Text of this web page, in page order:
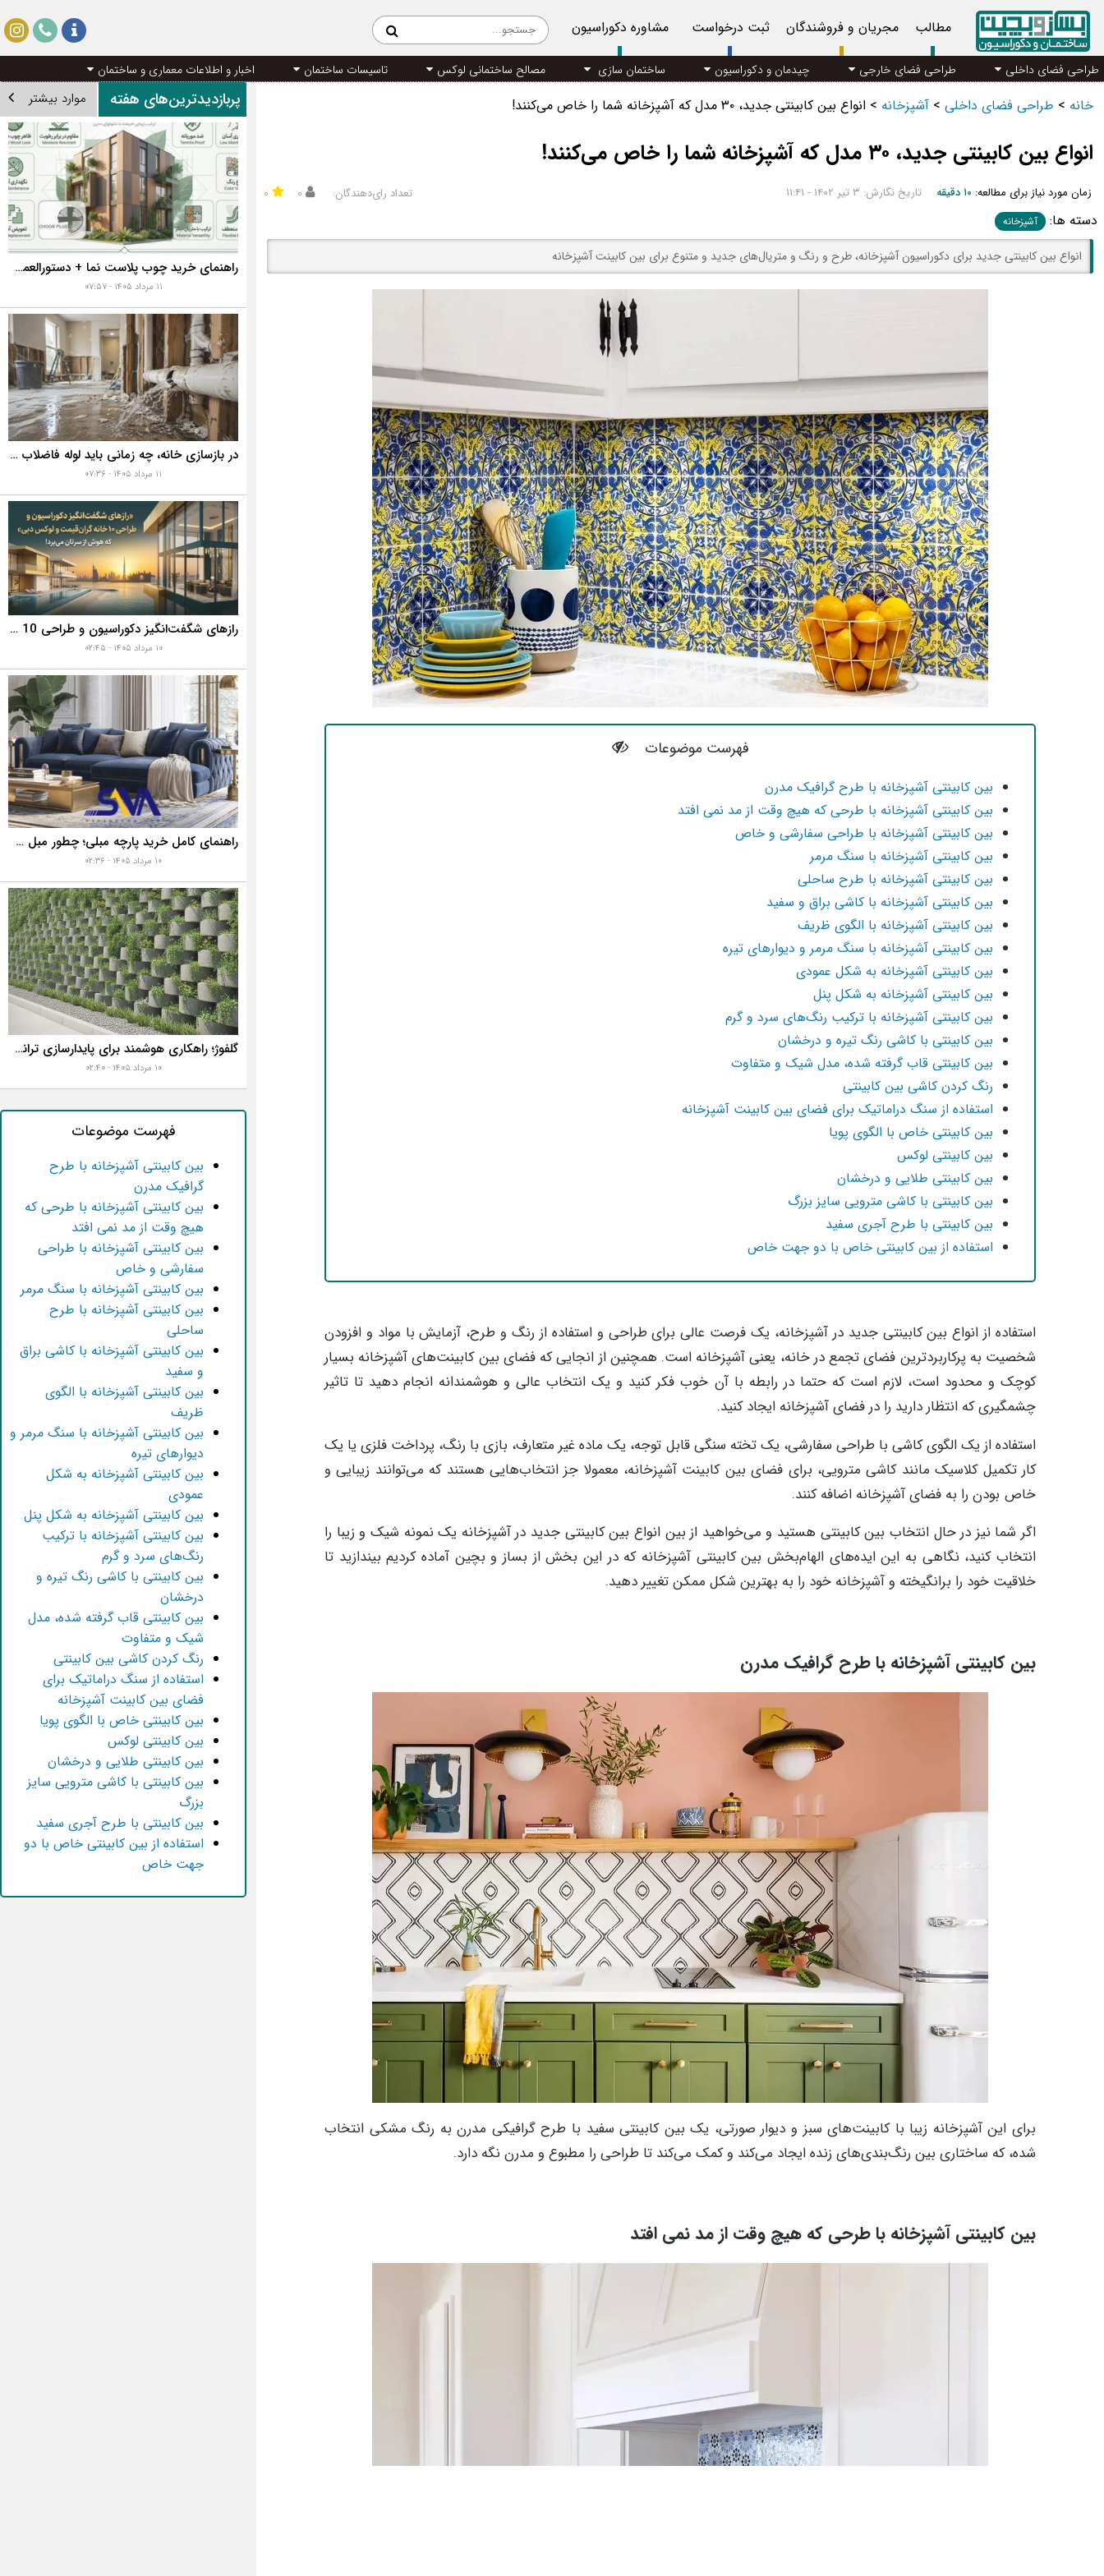
مطالب مجریان و فروشندگان ثبت درخواست مشاوره دکوراسیون
طراحی فضای داخلی طراحی فضای خارجی چیدمان و دکوراسیون ساختمان سازی مصالح ساختمانی لوکس تاسیسات ساختمان اخبار و اطلاعات معماری و ساختمان
خانه > طراحی فضای داخلی > آشپزخانه > انواع بین کابینتی جدید، ۳۰ مدل که آشپزخانه شما را خاص می‌کنند!
انواع بین کابینتی جدید، ۳۰ مدل که آشپزخانه شما را خاص می‌کنند!
زمان مورد نیاز برای مطالعه: ۱۰ دقیقه تاریخ نگارش: ۳ تیر ۱۴۰۲ - ۱۱:۴۱ تعداد رای‌دهندگان: ۰ ۰
دسته ها: آشپزخانه
انواع بین کابینتی جدید برای دکوراسیون آشپزخانه، طرح و رنگ و متریال‌های جدید و متنوع برای بین کابینت آشپزخانه
فهرست موضوعات
بین کابینتی آشپزخانه با طرح گرافیک مدرن
بین کابینتی آشپزخانه با طرحی که هیچ وقت از مد نمی افتد
بین کابینتی آشپزخانه با طراحی سفارشی و خاص
بین کابینتی آشپزخانه با سنگ مرمر
بین کابینتی آشپزخانه با طرح ساحلی
بین کابینتی آشپزخانه با کاشی براق و سفید
بین کابینتی آشپزخانه با الگوی ظریف
بین کابینتی آشپزخانه با سنگ مرمر و دیوارهای تیره
بین کابینتی آشپزخانه به شکل عمودی
بین کابینتی آشپزخانه به شکل پنل
بین کابینتی آشپزخانه با ترکیب رنگ‌های سرد و گرم
بین کابینتی با کاشی رنگ تیره و درخشان
بین کابینتی قاب گرفته شده، مدل شیک و متفاوت
رنگ کردن کاشی بین کابینتی
استفاده از سنگ دراماتیک برای فضای بین کابینت آشپزخانه
بین کابینتی خاص با الگوی پویا
بین کابینتی لوکس
بین کابینتی طلایی و درخشان
بین کابینتی با کاشی مترویی سایز بزرگ
بین کابینتی با طرح آجری سفید
استفاده از بین کابینتی خاص با دو جهت خاص
استفاده از انواع بین کابینتی جدید در آشپزخانه، یک فرصت عالی برای طراحی و استفاده از رنگ و طرح، آزمایش با مواد و افزودن
شخصیت به پرکاربردترین فضای تجمع در خانه، یعنی آشپزخانه است. همچنین از انجایی که فضای بین کابینت‌های آشپزخانه بسیار
کوچک و محدود است، لازم است که حتما در رابطه با آن خوب فکر کنید و یک انتخاب عالی و هوشمندانه انجام دهید تا تاثیر
چشمگیری که انتظار دارید را در فضای آشپزخانه ایجاد کنید.
استفاده از یک الگوی کاشی با طراحی سفارشی، یک تخته سنگی قابل توجه، یک ماده غیر متعارف، بازی با رنگ، پرداخت فلزی یا یک
کار تکمیل کلاسیک مانند کاشی مترویی، برای فضای بین کابینت آشپزخانه، معمولا جز انتخاب‌هایی هستند که می‌توانند زیبایی و
خاص بودن را به فضای آشپزخانه اضافه کنند.
اگر شما نیز در حال انتخاب بین کابینتی هستید و می‌خواهید از بین انواع بین کابینتی جدید در آشپزخانه یک نمونه شیک و زیبا را
انتخاب کنید، نگاهی به این ایده‌های الهام‌بخش بین کابینتی آشپزخانه که در این بخش از بساز و بچین آماده کردیم بیندازید تا
خلاقیت خود را برانگیخته و آشپزخانه خود را به بهترین شکل ممکن تغییر دهید.
بین کابینتی آشپزخانه با طرح گرافیک مدرن
برای این آشپزخانه زیبا با کابینت‌های سبز و دیوار صورتی، یک بین کابینتی سفید با طرح گرافیکی مدرن به رنگ مشکی انتخاب
شده، که ساختاری بین رنگ‌بندی‌های زنده ایجاد می‌کند و کمک می‌کند تا طراحی را مطبوع و مدرن نگه دارد.
بین کابینتی آشپزخانه با طرحی که هیچ وقت از مد نمی افتد
پربازدیدترین‌های هفته موارد بیشتر
راهنمای خرید چوب پلاست نما + دستورالعمل نصب اصولی
۱۱ مرداد ۱۴۰۵ - ۰۷:۵۷
در بازسازی خانه، چه زمانی باید لوله فاضلاب را تعویض کنیم؟ ۷ نشانه‌ای که نباید نادیده بگیرید
۱۱ مرداد ۱۴۰۵ - ۰۷:۳۶
رازهای شگفت‌انگیز دکوراسیون و طراحی 10 خانه گران‌قیمت و لوکس دبی که هوش از سرتان می‌برد!
۱۰ مرداد ۱۴۰۵ - ۰۲:۴۵
راهنمای کامل خرید پارچه مبلی؛ چطور مبل خانه تان را به رخ همه بکشید؟
۱۰ مرداد ۱۴۰۵ - ۰۲:۳۶
گلفوژ؛ راهکاری هوشمند برای پایدارسازی ترانشه، ساخت دیوار حائل و زیباسازی شهری
۱۰ مرداد ۱۴۰۵ - ۰۲:۴۰
فهرست موضوعات
بین کابینتی آشپزخانه با طرح
گرافیک مدرن
بین کابینتی آشپزخانه با طرحی که
هیچ وقت از مد نمی افتد
بین کابینتی آشپزخانه با طراحی
سفارشی و خاص
بین کابینتی آشپزخانه با سنگ مرمر
بین کابینتی آشپزخانه با طرح
ساحلی
بین کابینتی آشپزخانه با کاشی براق
و سفید
بین کابینتی آشپزخانه با الگوی
ظریف
بین کابینتی آشپزخانه با سنگ مرمر و
دیوارهای تیره
بین کابینتی آشپزخانه به شکل
عمودی
بین کابینتی آشپزخانه به شکل پنل
بین کابینتی آشپزخانه با ترکیب
رنگ‌های سرد و گرم
بین کابینتی با کاشی رنگ تیره و
درخشان
بین کابینتی قاب گرفته شده، مدل
شیک و متفاوت
رنگ کردن کاشی بین کابینتی
استفاده از سنگ دراماتیک برای
فضای بین کابینت آشپزخانه
بین کابینتی خاص با الگوی پویا
بین کابینتی لوکس
بین کابینتی طلایی و درخشان
بین کابینتی با کاشی مترویی سایز
بزرگ
بین کابینتی با طرح آجری سفید
استفاده از بین کابینتی خاص با دو
جهت خاص